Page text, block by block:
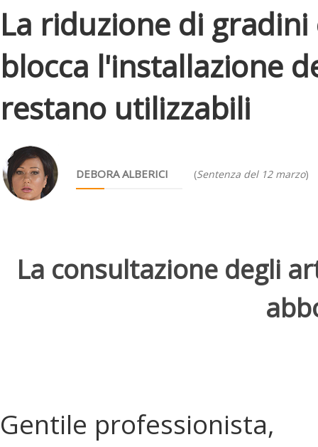
La riduzione di
blocca l'installazione
restano utilizzabili
DEBORA ALBERICI (Sentenza del 12 marzo)
La consultazione degli
Gentile professionista,